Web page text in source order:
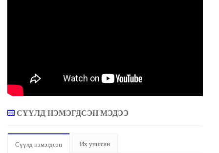
СҮҮЛД НЭМЭГДСЭН МЭДЭЭ
Сүүлд нэмэгдсэн Их уншсан